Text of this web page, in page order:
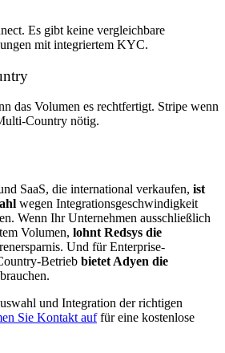
Es gibt keine vergleichbare
mit integriertem KYC.
das Volumen es rechtfertigt. Stripe wenn
Country nötig.
SaaS, die international verkaufen, ist
wegen Integrationsgeschwindigkeit
Wenn Ihr Unternehmen ausschließlich
Volumen, lohnt Redsys die
Und für Enterprise-
Betrieb bietet Adyen die
und Integration der richtigen
Sie Kontakt auffür eine kostenlose